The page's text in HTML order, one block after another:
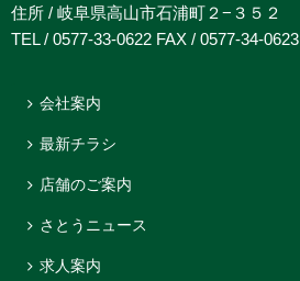
住所 / 岐阜県高山市石浦町２−３５２
TEL / 0577-33-0622 FAX / 0577-34-0623
会社案内
最新チラシ
店舗のご案内
さとうニュース
求人案内